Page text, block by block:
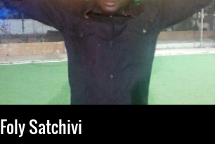
Foly Satchivi